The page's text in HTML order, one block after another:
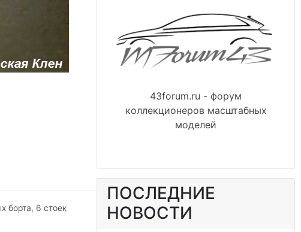
борта, 6 стоек
43forum.ru - форум
коллекционеров масштабных
моделей
ПОСЛЕДНИЕ
НОВОСТИ